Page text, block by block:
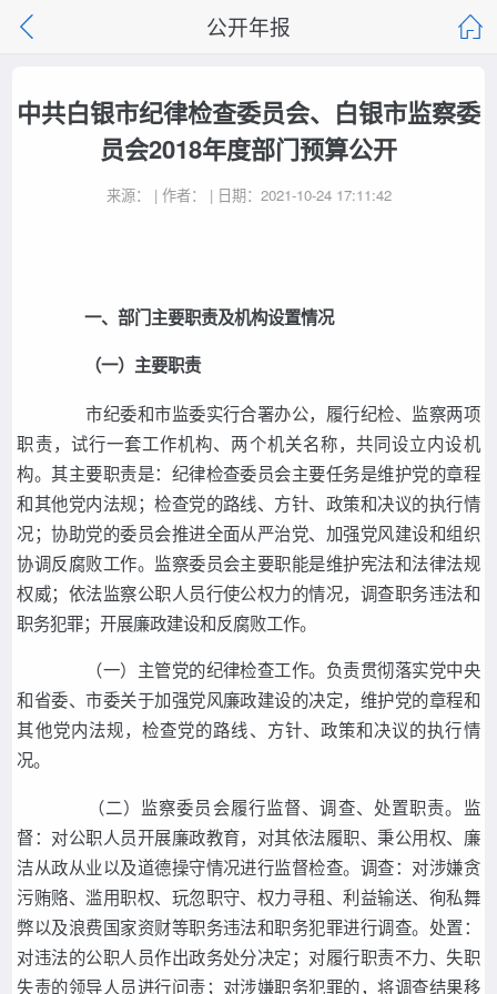
公开年报
中共白银市纪律检查委员会、白银市监察委
员会2018年度部门预算公开
来源： | 作者： | 日期：2021-10-24 17:11:42
一、部门主要职责及机构设置情况
（一） 主要职责
市纪委和市监委实行合署办公，履行纪检、监察两项
职责，试行一套工作机构、两个机关名称，共同设立内设机
构。其主要职责是：纪律检查委员会主要任务是维护党的章程
和其他党内法规；检查党的路线、方针、政策和决议的执行情
况；协助党的委员会推进全面从严治党、加强党风建设和组织
协调反腐败工作。监察委员会主要职能是维护宪法和法律法规
权威；依法监察公职人员行使公权力的情况，调查职务违法和
职务犯罪；开展廉政建设和反腐败工作。
（一）主管党的纪律检查工作。负责贯彻落实党中央
和省委、市委关于加强党风廉政建设的决定，维护党的章程和
其他党内法规，检查党的路线、方针、政策和决议的执行情
况。
（二）监察委员会履行监督、调查、处置职责。监
督：对公职人员开展廉政教育，对其依法履职、秉公用权、廉
洁从政从业以及道德操守情况进行监督检查。调查：对涉嫌贪
污贿赂、滥用职权、玩忽职守、权力寻租、利益输送、徇私舞
弊以及浪费国家资财等职务违法和职务犯罪进行调查。处置：
对违法的公职人员作出政务处分决定；对履行职责不力、失职
失责的领导人员进行问责；对涉嫌职务犯罪的，将调查结果移